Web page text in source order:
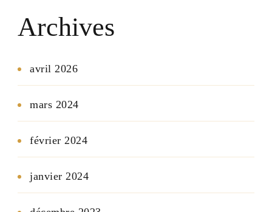
Archives
avril 2026
mars 2024
février 2024
janvier 2024